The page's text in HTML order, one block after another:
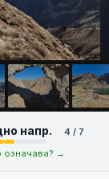
-
напр.
4 / 7
означава? →